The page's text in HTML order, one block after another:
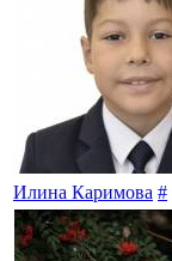
Илина Каримова #